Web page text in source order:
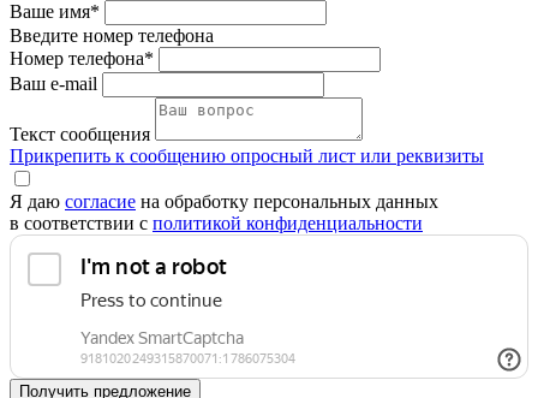
Ваше имя*
Введите номер телефона
Номер телефона*
Ваш e-mail
Текст сообщения
Прикрепить к сообщению опросный лист или реквизиты
Я даю согласие на обработку персональных данных
в соответствии с политикой конфиденциальности